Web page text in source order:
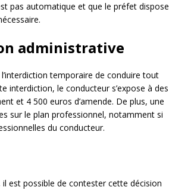
pas automatique et que le préfet dispose
administrative
temporaire de conduire tout
interdiction, le conducteur s’expose à des
et 4 500 euros d’amende. De plus, une
sur le plan professionnel, notamment si
du conducteur.
est possible de contester cette décision